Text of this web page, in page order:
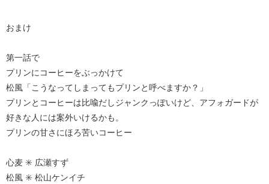
おまけ
第一話で
プリンにコーヒーをぶっかけて
松風「こうなってしまってもプリンと呼べますか？」
プリンとコーヒーは比喩だしジャンクっぽいけど、アフォガードが
好きな人には案外いけるかも。
プリンの甘さにほろ苦いコーヒー
心麦 ✳️ 広瀬すず
松風 ✳️ 松山ケンイチ